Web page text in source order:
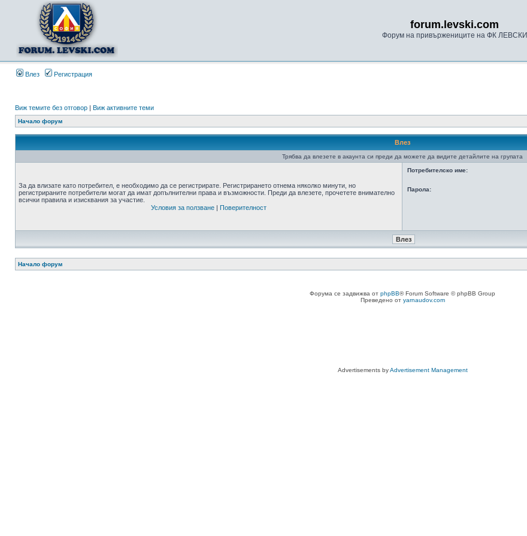
forum.levski.com
Форум на привържениците на ФК ЛЕВСКИ
Влез Регистрация
Виж темите без отговор | Виж активните теми
Начало форум
Влез
Трябва да влезете в акаунта си преди да можете да видите детайлите на групата
За да влизате като потребител, е необходимо да се регистрирате. Регистрирането отнема няколко минути, но
регистрираните потребители могат да имат допълнителни права и възможности. Преди да влезете, прочетете внимателно
всички правила и изисквания за участие.
Условия за ползване | Поверителност
Потребителско име:
Парола:
Начало форум
Форума се задвижва от phpBB® Forum Software © phpBB Group
Преведено от yarnaudov.com
Advertisements byAdvertisement Management